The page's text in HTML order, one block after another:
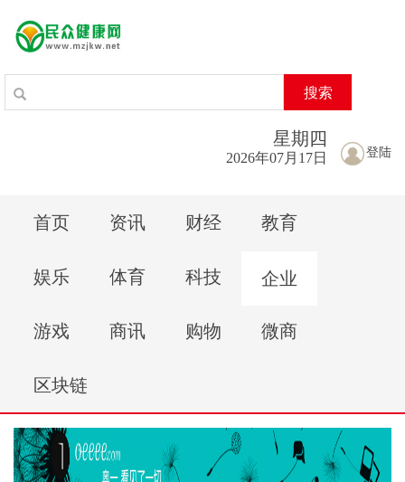
搜索
登陆
星期 四
2026年07月17日
首页 资讯 财经 教育
娱乐 体育 科技 企业
游戏 商讯 购物 微商
区块链